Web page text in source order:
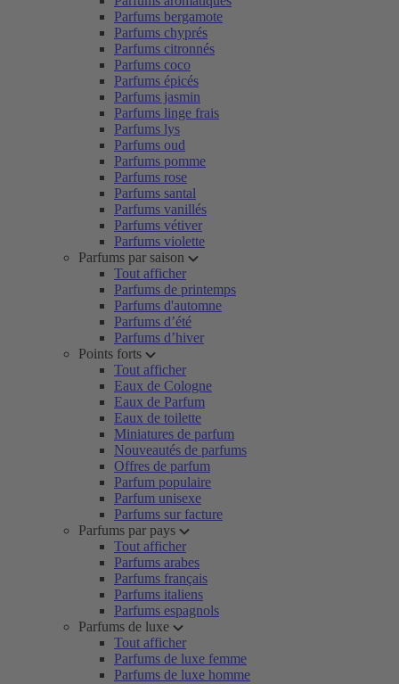
Parfums bergamote
Parfums chyprés
Parfums citronnés
Parfums coco
Parfums épicés
Parfums jasmin
Parfums linge frais
Parfums lys
Parfums oud
Parfums pomme
Parfums rose
Parfums santal
Parfums vanillés
Parfums vétiver
Parfums violette
Parfums par saison
Tout afficher
Parfums de printemps
Parfums d'automne
Parfums d’été
Parfums d’hiver
Points forts
Tout afficher
Eaux de Cologne
Eaux de Parfum
Eaux de toilette
Miniatures de parfum
Nouveautés de parfums
Offres de parfum
Parfum populaire
Parfum unisexe
Parfums sur facture
Parfums par pays
Tout afficher
Parfums arabes
Parfums français
Parfums italiens
Parfums espagnols
Parfums de luxe
Tout afficher
Parfums de luxe femme
Parfums de luxe homme